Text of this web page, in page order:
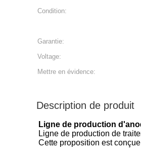
Condition:
Garantie:
Voltage:
Mettre en évidence:
Description de produit
Ligne de production
Ligne de production de
Cette proposition est